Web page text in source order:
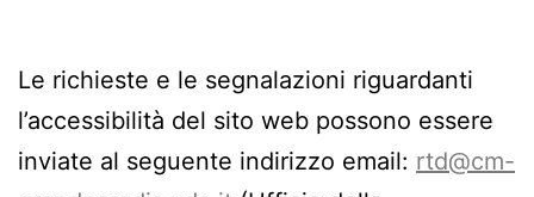
Le richieste e le segnalazioni riguardanti
l’accessibilità del sito web possono essere
inviate al seguente indirizzo email: rtd@cm-